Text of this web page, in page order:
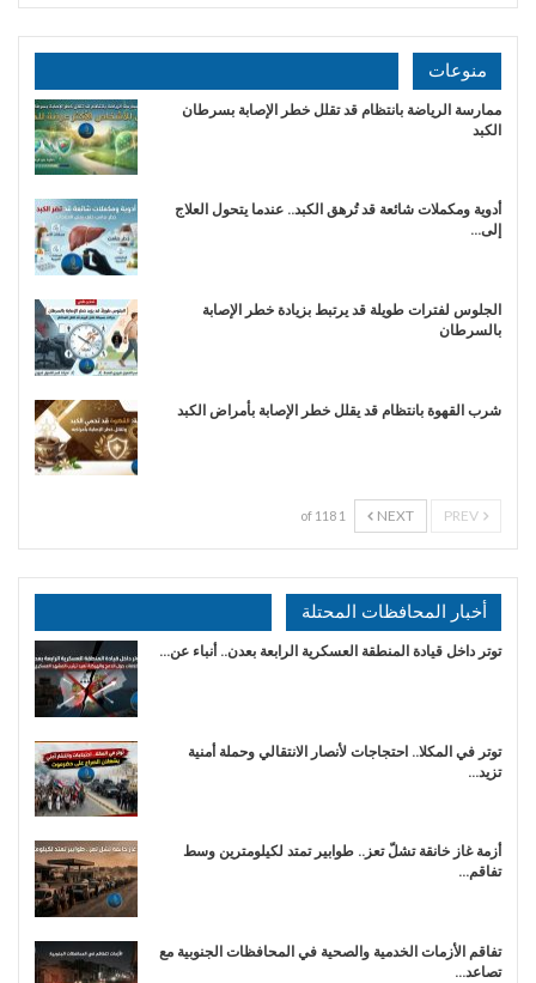
منوعات
ممارسة الرياضة بانتظام قد تقلل خطر الإصابة بسرطان
الكبد
أدوية ومكملات شائعة قد تُرهق الكبد.. عندما يتحول العلاج
إلى…
الجلوس لفترات طويلة قد يرتبط بزيادة خطر الإصابة
بالسرطان
شرب القهوة بانتظام قد يقلل خطر الإصابة بأمراض الكبد
NEXT
1 of 118
أخبار المحافظات المحتلة
توتر داخل قيادة المنطقة العسكرية الرابعة بعدن.. أنباء عن…
توتر في المكلا.. احتجاجات لأنصار الانتقالي وحملة أمنية
تزيد…
أزمة غاز خانقة تشلّ تعز.. طوابير تمتد لكيلومترين وسط
تفاقم…
تفاقم الأزمات الخدمية والصحية في المحافظات الجنوبية مع
تصاعد…